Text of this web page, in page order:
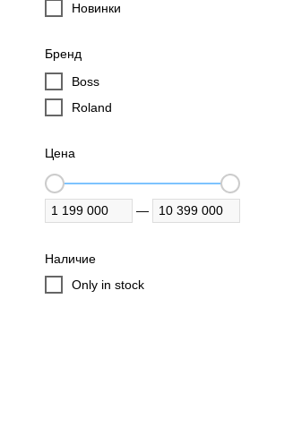
Новинки
Бренд
Boss
Roland
Цена
—
Наличие
Only in stock